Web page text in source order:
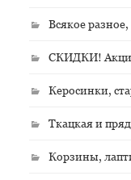
Всякое
СКИДКИ!
Керосинки,
Ткацкая и
Корзины,